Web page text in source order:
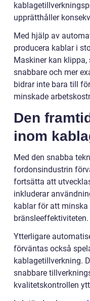
upprätthåller
Med hjälp av
producera kablar i
Maskiner kan
snabbare och mer
bidrar inte bara till
minskade
Den
inom
Med den snabba
fordonsindustrin
fortsätta att
inkluderar
kablar för att
bränsleeffektiviteten.
Ytterligare
förväntas också
kablagetillverkning.
snabbare
kvalitetskontrollen